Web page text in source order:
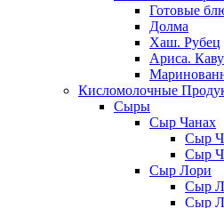
Готовые
Долма
Хаш. Рубец
Ариса.
Кисломолочные
Сыры
Сыр Чанах
Сыр
Сыр
Сыр Лори
Сыр
Сыр